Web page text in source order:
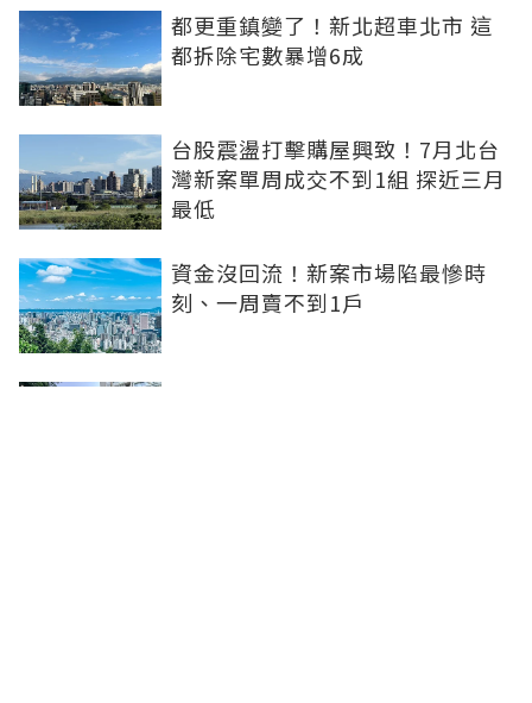
都更重鎮變了！新北超車北市 這
都拆除宅數暴增6成
台股震盪打擊購屋興致！7月北台
灣新案單周成交不到1組 探近三月
最低
資金沒回流！新案市場陷最慘時
刻、一周賣不到1戶